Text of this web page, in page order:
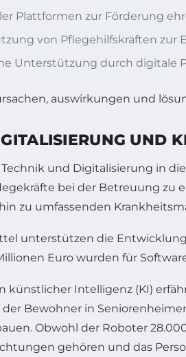
Plattformen zur Förderung
von Pflegehilfskräften zur
Unterstützung durch digitale
UND
und Digitalisierung in
bei der Betreuung zu
zu umfassenden
unterstützen die
Euro wurden für
künstlicher Intelligenz (KI)
der Bewohner in
Obwohl der Roboter
gehören und das